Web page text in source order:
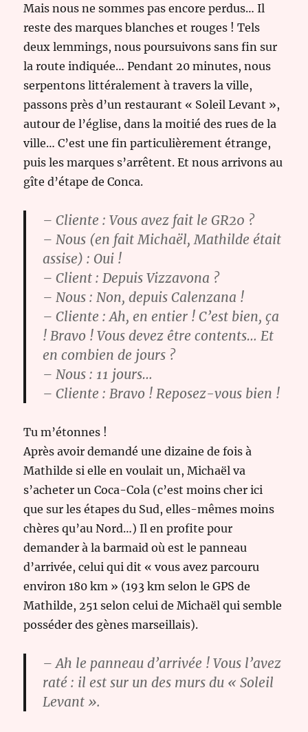
Mais nous ne sommes pas encore perdus… Il
reste des marques blanches et rouges ! Tels
deux lemmings, nous poursuivons sans fin sur
la route indiquée… Pendant 20 minutes, nous
serpentons littéralement à travers la ville,
passons près d’un restaurant « Soleil Levant »,
autour de l’église, dans la moitié des rues de la
ville… C’est une fin particulièrement étrange,
puis les marques s’arrêtent. Et nous arrivons au
gîte d’étape de Conca.
– Cliente : Vous avez fait le GR20 ?
– Nous (en fait Michaël, Mathilde était
assise) : Oui !
– Client : Depuis Vizzavona ?
– Nous : Non, depuis Calenzana !
– Cliente : Ah, en entier ! C’est bien, ça
! Bravo ! Vous devez être contents… Et
en combien de jours ?
– Nous : 11 jours…
– Cliente : Bravo ! Reposez-vous bien !
Tu m’étonnes !
Après avoir demandé une dizaine de fois à
Mathilde si elle en voulait un, Michaël va
s’acheter un Coca-Cola (c’est moins cher ici
que sur les étapes du Sud, elles-mêmes moins
chères qu’au Nord…) Il en profite pour
demander à la barmaid où est le panneau
d’arrivée, celui qui dit « vous avez parcouru
environ 180 km » (193 km selon le GPS de
Mathilde, 251 selon celui de Michaël qui semble
posséder des gènes marseillais).
– Ah le panneau d’arrivée ! Vous l’avez
raté : il est sur un des murs du « Soleil
Levant ».